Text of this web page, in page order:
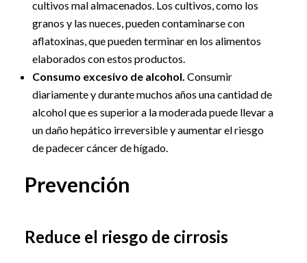
cultivos mal almacenados. Los cultivos, como los
granos y las nueces, pueden contaminarse con
aflatoxinas, que pueden terminar en los alimentos
elaborados con estos productos.
Consumo excesivo de alcohol. Consumir
diariamente y durante muchos años una cantidad de
alcohol que es superior a la moderada puede llevar a
un daño hepático irreversible y aumentar el riesgo
de padecer cáncer de hígado.
Prevención
Reduce el riesgo de cirrosis